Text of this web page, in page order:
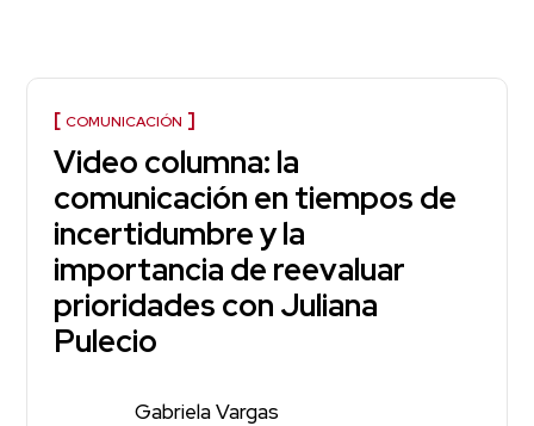
COMUNICACIÓN
Video columna: la
comunicación en tiempos de
incertidumbre y la
importancia de reevaluar
prioridades con Juliana
Pulecio
Gabriela Vargas